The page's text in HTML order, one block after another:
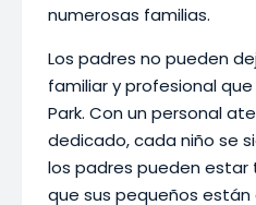
numerosas familias.
Los padres no pueden
familiar y profesional
Park. Con un personal
dedicado, cada niño se
los padres pueden estar
que sus pequeños están